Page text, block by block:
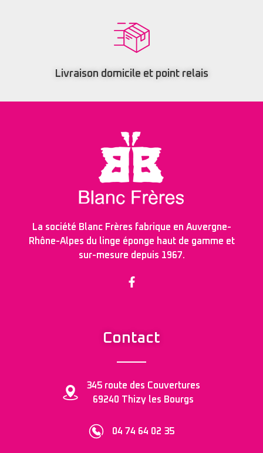
Livraison domicile et point relais
La société Blanc Frères fabrique en Auvergne-
Rhône-Alpes du linge éponge haut de gamme et
sur-mesure depuis 1967.
Contact
345 route des Couvertures
69240 Thizy les Bourgs
04 74 64 02 35